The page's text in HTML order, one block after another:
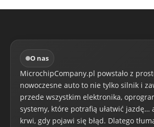
O nas
MicrochipCompany.pl powstało z
nowoczesne auto to nie tylko silnik i
przede wszystkim elektronika,
systemy, które potrafią ułatwić jazdę…
krwi, gdy pojawi się błąd. Dlatego